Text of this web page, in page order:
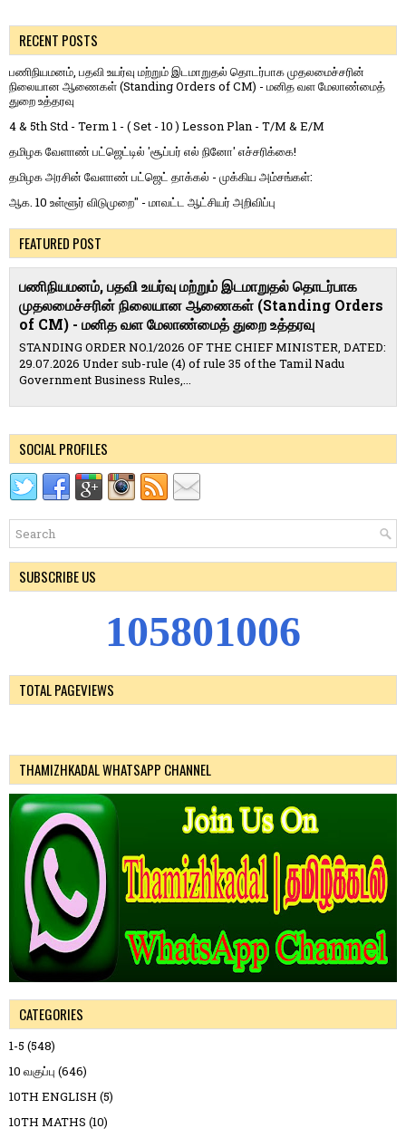
RECENT POSTS
பணிநியமனம், பதவி உயர்வு மற்றும் இடமாறுதல் தொடர்பாக முதலமைச்சரின்
நிலையான ஆணைகள் (Standing Orders of CM) - மனித வள மேலாண்மைத்
துறை உத்தரவு
4 & 5th Std - Term 1 - ( Set - 10 ) Lesson Plan - T/M & E/M
தமிழக வேளாண் பட்ஜெட்டில் 'சூப்பர் எல் நினோ' எச்சரிக்கை!
தமிழக அரசின் வேளாண் பட்ஜெட் தாக்கல் - முக்கிய அம்சங்கள்:
ஆக. 10 உள்ளூர் விடுமுறை" - மாவட்ட ஆட்சியர் அறிவிப்பு
FEATURED POST
பணிநியமனம், பதவி உயர்வு மற்றும் இடமாறுதல் தொடர்பாக
முதலமைச்சரின் நிலையான ஆணைகள் (Standing Orders
of CM) - மனித வள மேலாண்மைத் துறை உத்தரவு
STANDING ORDER NO.1/2026 OF THE CHIEF MINISTER, DATED:
29.07.2026 Under sub-rule (4) of rule 35 of the Tamil Nadu
Government Business Rules,...
SOCIAL PROFILES
SUBSCRIBE US
105801006
TOTAL PAGEVIEWS
THAMIZHKADAL WHATSAPP CHANNEL
CATEGORIES
1-5 (548)
10 வகுப்பு (646)
10TH ENGLISH (5)
10TH MATHS (10)